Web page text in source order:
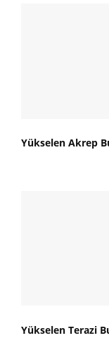
Yükselen Akrep
Yükselen Terazi